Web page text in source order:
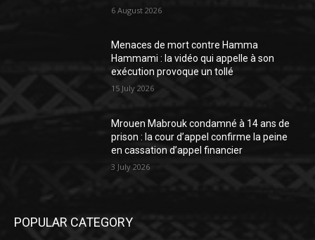
6 August 2026
Menaces de mort contre Hamma
Hammami : la vidéo qui appelle à son
exécution provoque un tollé
15 July 2026
Mrouen Mabrouk condamné à 14 ans de
prison : la cour d’appel confirme la peine
en cassation d’appel financier
3 July 2026
POPULAR CATEGORY